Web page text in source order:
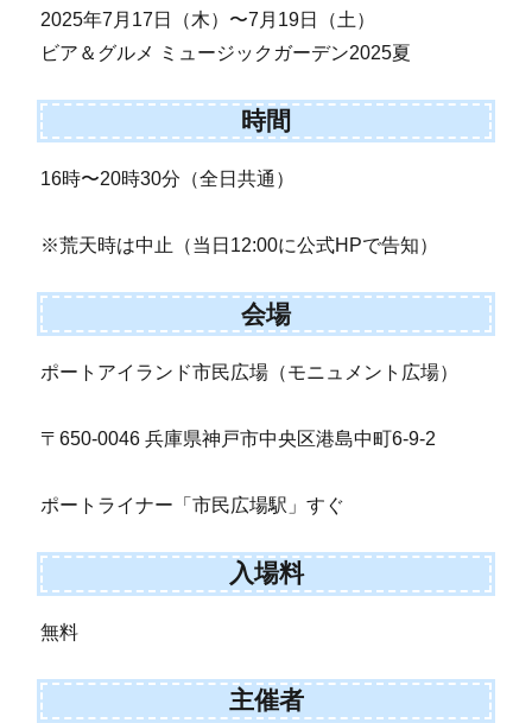
2025年7月17日（木）〜7月19日（土）
ビア＆グルメ ミュージックガーデン2025夏
時間
16時〜20時30分（全日共通）
※荒天時は中止（当日12:00に公式HPで告知）
会場
ポートアイランド市民広場（モニュメント広場）
〒650-0046 兵庫県神戸市中央区港島中町6-9-2
ポートライナー「市民広場駅」すぐ
入場料
無料
主催者